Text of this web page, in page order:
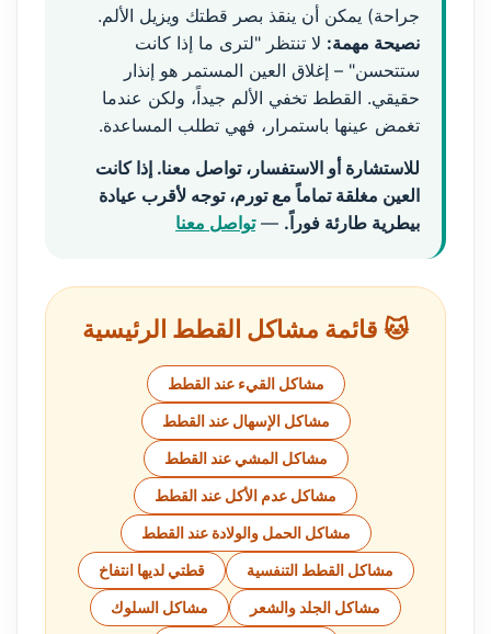
جراحة) يمكن أن ينقذ بصر قطتك ويزيل الألم.
نصيحة مهمة: لا تنتظر "لترى ما إذا كانت
ستتحسن" – إغلاق العين المستمر هو إنذار
حقيقي. القطط تخفي الألم جيداً، ولكن عندما
تغمض عينها باستمرار، فهي تطلب المساعدة.
للاستشارة أو الاستفسار، تواصل معنا. إذا كانت
العين مغلقة تماماً مع تورم، توجه لأقرب عيادة
بيطرية طارئة فوراً. —تواصل معنا
🐱 قائمة مشاكل القطط الرئيسية
مشاكل القيء عند القطط
مشاكل الإسهال عند القطط
مشاكل المشي عند القطط
مشاكل عدم الأكل عند القطط
مشاكل الحمل والولادة عند القطط
مشاكل القطط التنفسية قطتي لديها انتفاخ
مشاكل الجلد والشعر مشاكل السلوك